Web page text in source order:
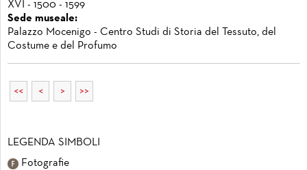
XVI - 1500 - 1599
Sede museale:
Palazzo Mocenigo - Centro Studi di Storia del Tessuto, del
Costume e del Profumo
<< < > >>
LEGENDA SIMBOLI
Fotografie